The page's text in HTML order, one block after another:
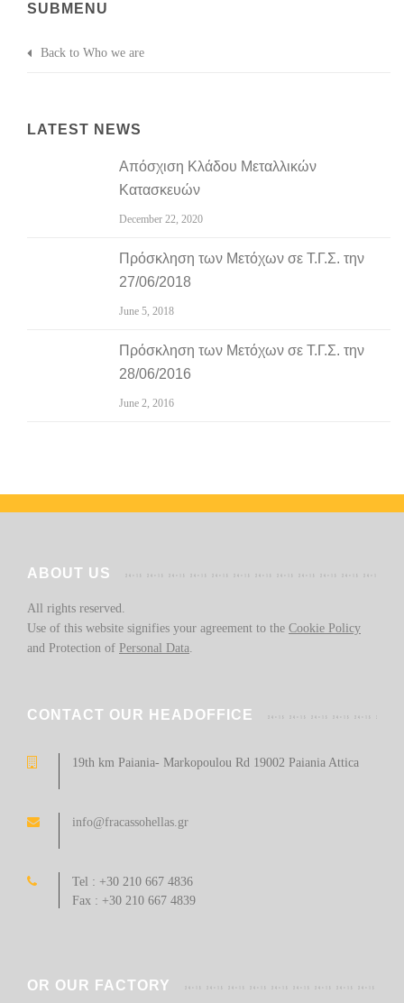
SUBMENU
Back to Who we are
LATEST NEWS
Απόσχιση Κλάδου Μεταλλικών
Κατασκευών
December 22, 2020
Πρόσκληση των Μετόχων σε Τ.Γ.Σ. την
27/06/2018
June 5, 2018
Πρόσκληση των Μετόχων σε Τ.Γ.Σ. την
28/06/2016
June 2, 2016
ABOUT US
All rights reserved.
Use of this website signifies your agreement to the Cookie Policy
and Protection of Personal Data.
CONTACT OUR HEADOFFICE
19th km Paiania- Markopoulou Rd 19002 Paiania Attica
info@fracassohellas.gr
Tel : +30 210 667 4836
Fax : +30 210 667 4839
OR OUR FACTORY